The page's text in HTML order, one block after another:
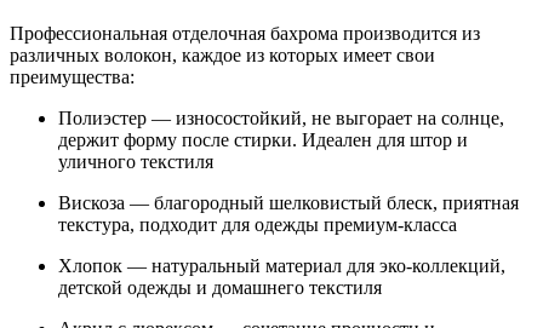
Профессиональная отделочная бахрома производится из
различных волокон, каждое из которых имеет свои
преимущества:
Полиэстер — износостойкий, не выгорает на солнце,
держит форму после стирки. Идеален для штор и
уличного текстиля
Вискоза — благородный шелковистый блеск, приятная
текстура, подходит для одежды премиум-класса
Хлопок — натуральный материал для эко-коллекций,
детской одежды и домашнего текстиля